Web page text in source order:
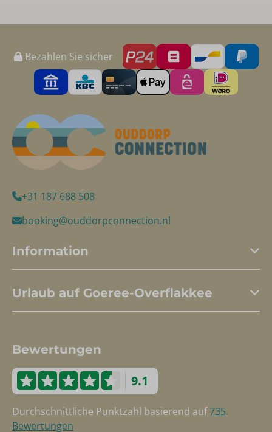
Bezahlen Sie sicher
+31 187 688 508
booking@ouddorpconnection.nl
Information
Urlaub auf Goeree-Overflakkee
Bewertungen
9.1
Durchschnittliche Punktzahl basierend auf735
Bewertungen